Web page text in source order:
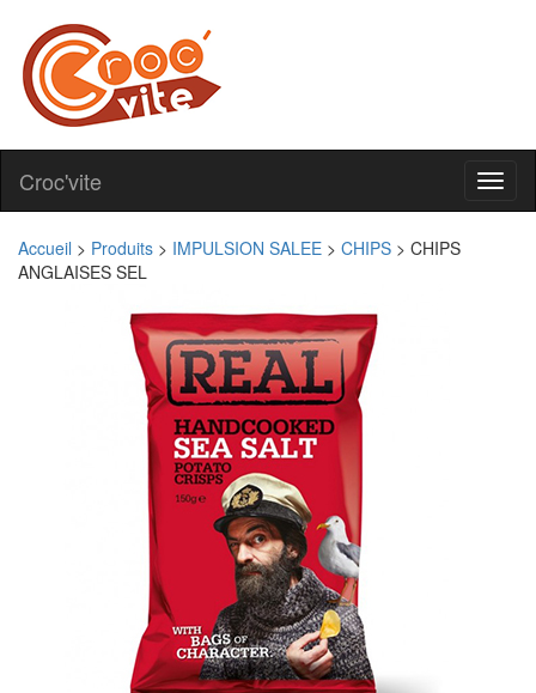
Croc'vite
Accueil > Produits > IMPULSION SALEE > CHIPS > CHIPS
ANGLAISES SEL